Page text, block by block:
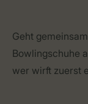
Geht
Bowlingschuhe
wer wirft zuerst